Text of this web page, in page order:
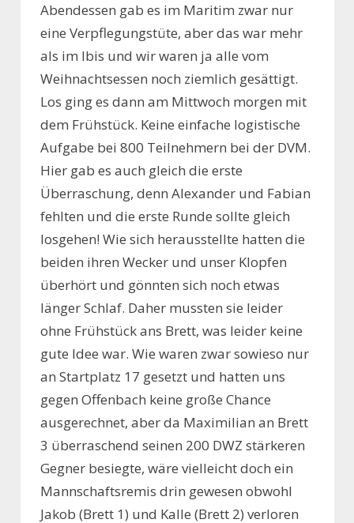
Abendessen gab es im Maritim zwar nur
eine Verpflegungstüte, aber das war mehr
als im Ibis und wir waren ja alle vom
Weihnachtsessen noch ziemlich gesättigt.
Los ging es dann am Mittwoch morgen mit
dem Frühstück. Keine einfache logistische
Aufgabe bei 800 Teilnehmern bei der DVM.
Hier gab es auch gleich die erste
Überraschung, denn Alexander und Fabian
fehlten und die erste Runde sollte gleich
losgehen! Wie sich herausstellte hatten die
beiden ihren Wecker und unser Klopfen
überhört und gönnten sich noch etwas
länger Schlaf. Daher mussten sie leider
ohne Frühstück ans Brett, was leider keine
gute Idee war. Wie waren zwar sowieso nur
an Startplatz 17 gesetzt und hatten uns
gegen Offenbach keine große Chance
ausgerechnet, aber da Maximilian an Brett
3 überraschend seinen 200 DWZ stärkeren
Gegner besiegte, wäre vielleicht doch ein
Mannschaftsremis drin gewesen obwohl
Jakob (Brett 1) und Kalle (Brett 2) verloren